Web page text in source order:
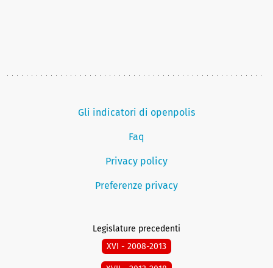
Gli indicatori di openpolis
Faq
Privacy policy
Preferenze privacy
Legislature precedenti
XVI - 2008-2013